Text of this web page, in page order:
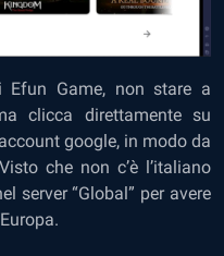
Efun Game, non stare a
clicca direttamente su
google, in modo da
che non c’è l’italiano
server “Global” per avere